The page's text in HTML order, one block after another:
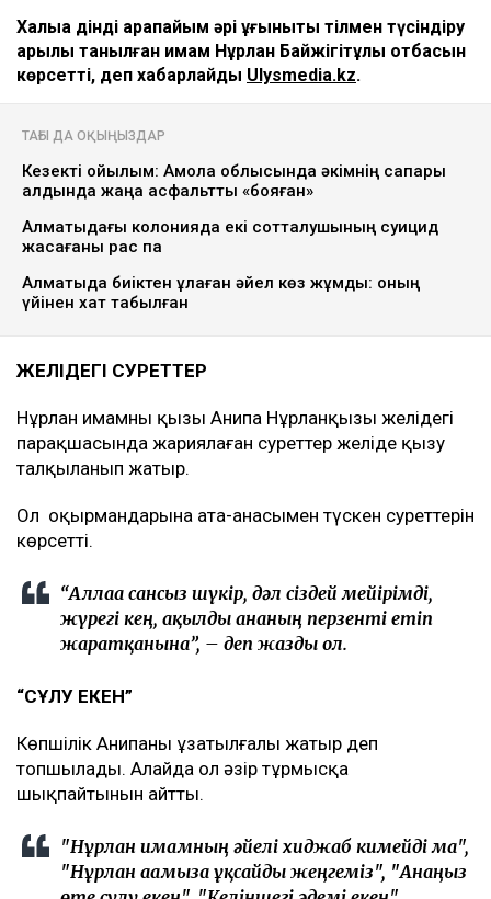
Халыққа дінді қарапайым әрі ұғынықты тілмен түсіндіру
арқылы танылған имам Нұрлан Байжігітұлы отбасын
көрсетті, деп хабарлайды Ulysmedia.kz.
ТАҒЫ ДА ОҚЫҢЫЗДАР
Кезекті қойылым: Ақмола облысында әкімнің сапары
алдында жаңа асфальтты «бояған»
Алматыдағы колонияда екі сотталушының суицид
жасағаны рас па
Алматыда биіктен құлаған әйел көз жұмды: оның
үйінен хат табылған
ЖЕЛІДЕГІ СУРЕТТЕР
Нұрлан имамның қызы Анипа Нұрланқызы желідегі
парақшасында жариялаған суреттер желіде қызу
талқыланып жатыр.
Ол оқырмандарына ата-анасымен түскен суреттерін
көрсетті.
“Аллаға сансыз шүкір, дәл сіздей мейірімді,
жүрегі кең, ақылды ананың перзенті етіп
жаратқанына”, – деп жазды ол.
“СҰЛУ ЕКЕН”
Көпшілік Анипаны ұзатылғалы жатыр деп
топшылады. Алайда ол әзір тұрмысқа
шықпайтынын айтты.
"Нұрлан имамның әйелі хиджаб кимейді ма",
"Нұрлан ағамызға ұқсайды жеңгеміз", "Анаңыз